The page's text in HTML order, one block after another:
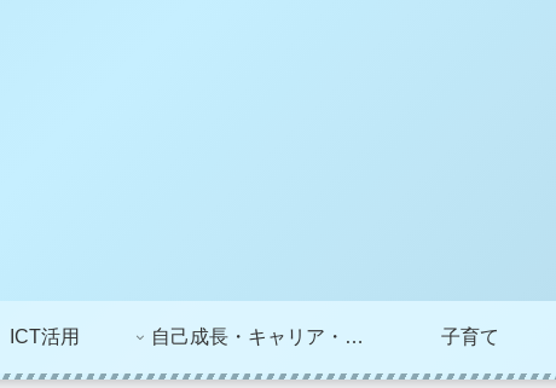
ICT活用 自己成長・キャリア・ライフプラン 子育て